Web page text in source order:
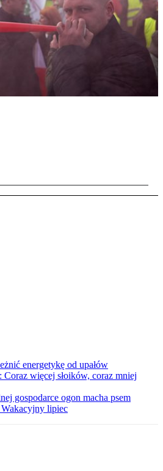
energetykę od upałów
więcej słoików, coraz mniej
gospodarce ogon macha psem
lipiec